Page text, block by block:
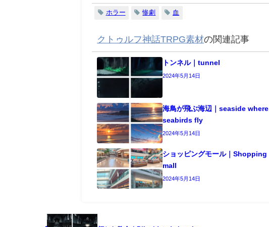
ホラー 惨劇 血
クトゥルフ神話TRPG素材の関連記事
トンネル｜tunnel
2024年5月14日
海鳥が飛ぶ海辺｜seaside where
seabirds fly
2024年5月14日
ショッピングモール｜Shopping
mall
2024年5月14日